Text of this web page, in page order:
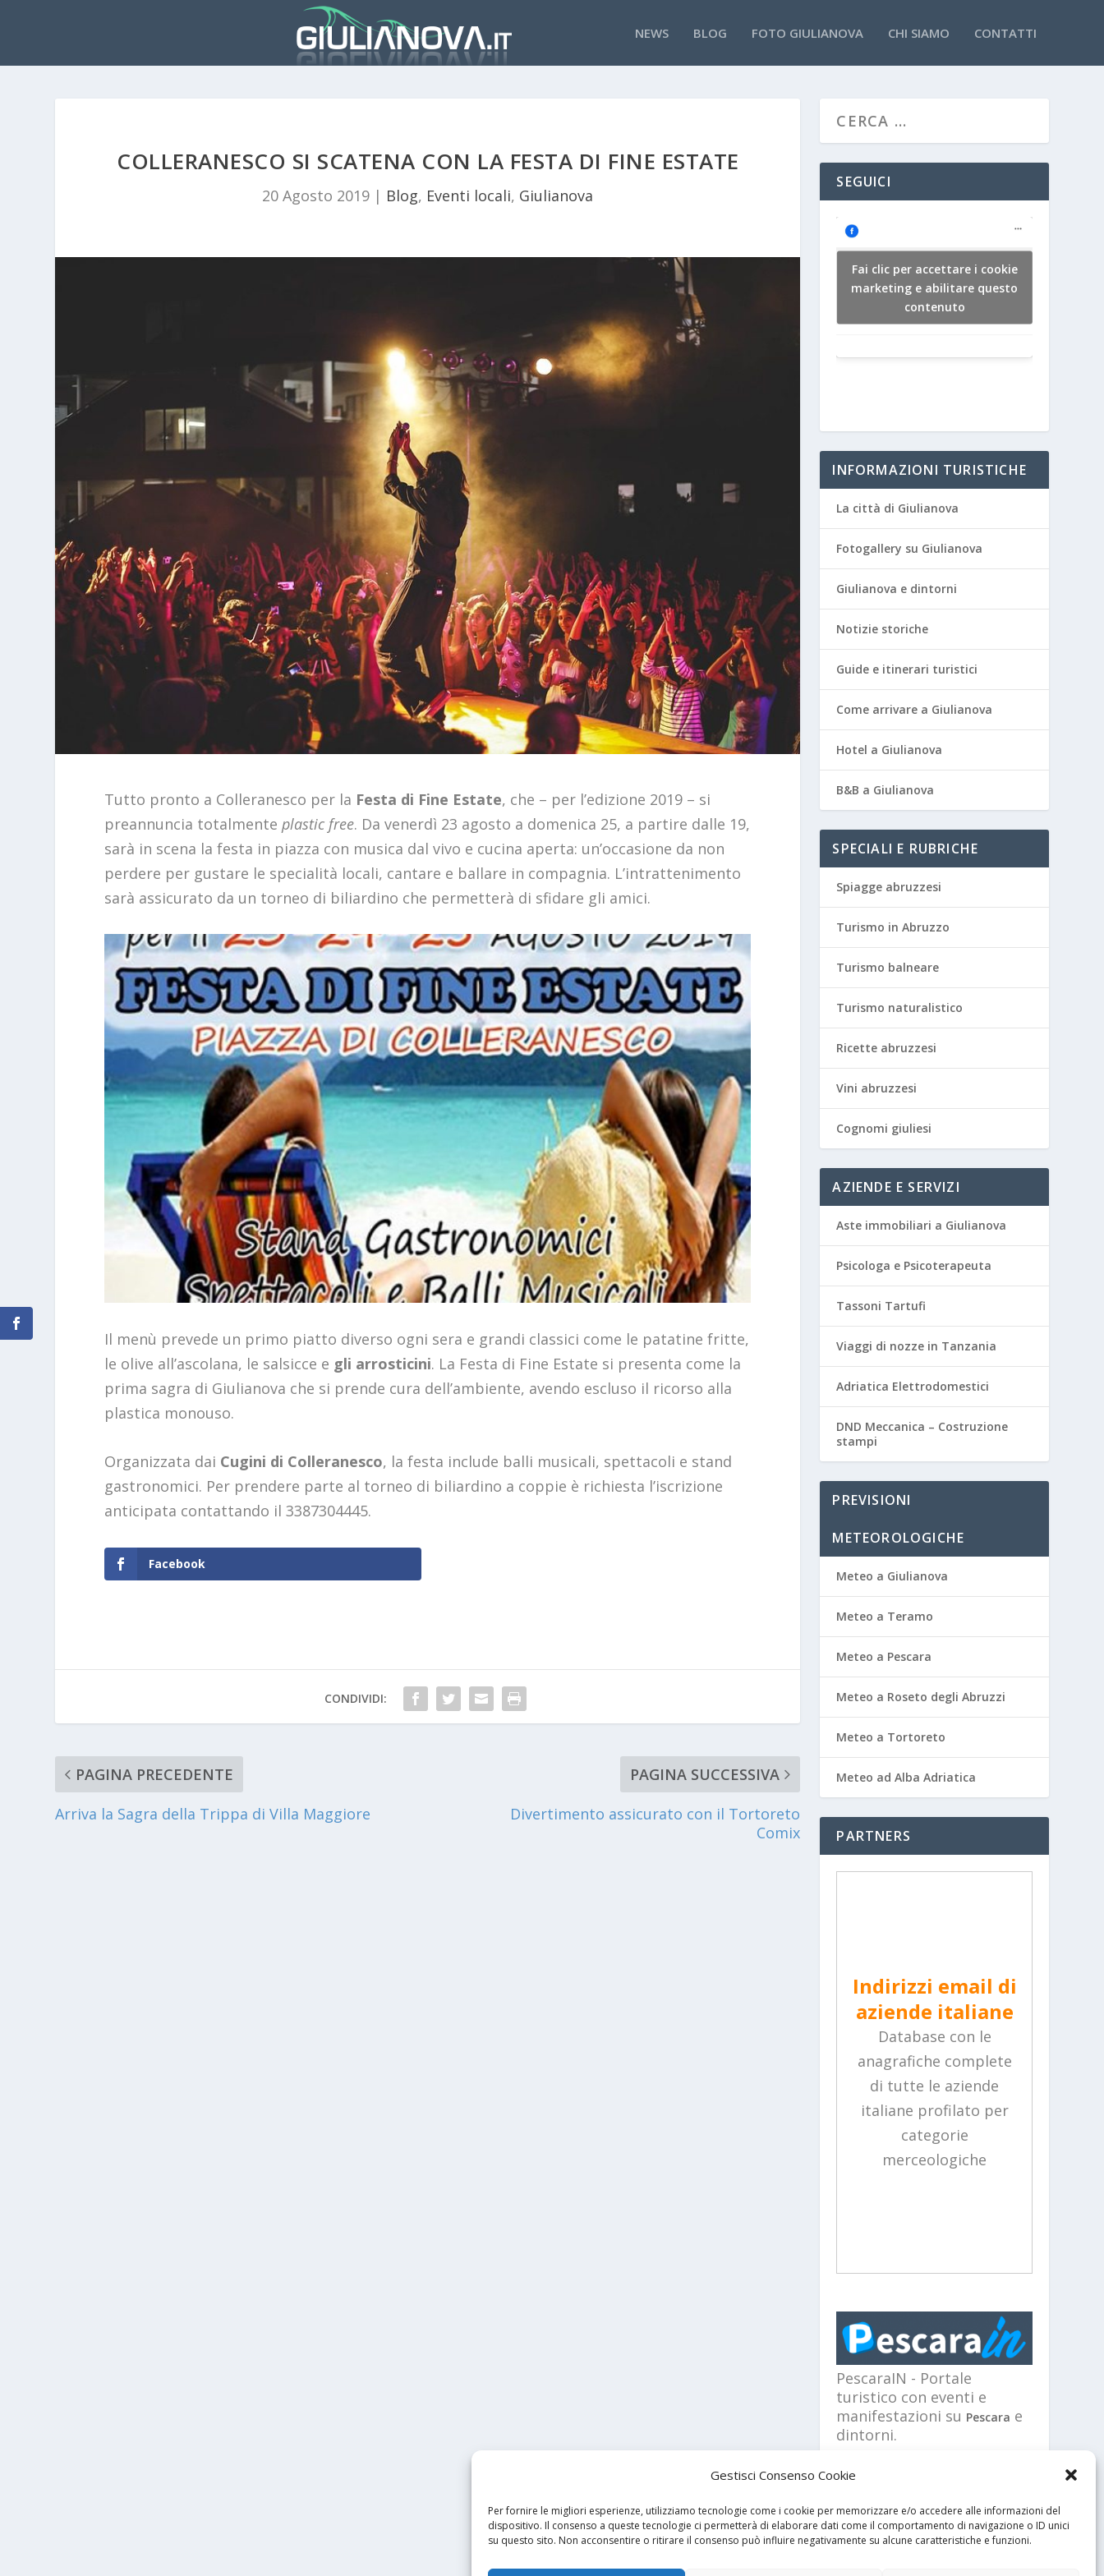
Gestisci Consenso Cookie
Per fornire le migliori esperienze, utilizziamo tecnologie come i cookie per memorizzare e/o accedere alle informazioni del
dispositivo. Il consenso a queste tecnologie ci permetterà di elaborare dati come il comportamento di navigazione o ID unici
su questo sito. Non acconsentire o ritirare il consenso può influire negativamente su alcune caratteristiche e funzioni.
NEWS BLOG FOTO GIULIANOVA CHI SIAMO CONTATTI
COLLERANESCO SI SCATENA CON LA FESTA DI FINE ESTATE
20 Agosto 2019 | Blog, Eventi locali, Giulianova
Tutto pronto a Colleranesco per la Festa di Fine Estate, che – per l’edizione 2019 – si
preannuncia totalmenteplastic free. Da venerdì 23 agosto a domenica 25, a partire dalle 19,
sarà in scena la festa in piazza con musica dal vivo e cucina aperta: un’occasione da non
perdere per gustare le specialità locali, cantare e ballare in compagnia. L’intrattenimento
sarà assicurato da un torneo di biliardino che permetterà di sfidare gli amici.
Il menù prevede un primo piatto diverso ogni sera e grandi classici come le patatine fritte,
le olive all’ascolana, le salsicce e gli arrosticini. La Festa di Fine Estate si presenta come la
prima sagra di Giulianova che si prende cura dell’ambiente, avendo escluso il ricorso alla
plastica monouso.
Organizzata dai Cugini di Colleranesco, la festa include balli musicali, spettacoli e stand
gastronomici. Per prendere parte al torneo di biliardino a coppie è richiesta l’iscrizione
anticipata contattando il 3387304445.
Facebook
CONDIVIDI:
PAGINA PRECEDENTE
Arriva la Sagra della Trippa di Villa Maggiore
PAGINA SUCCESSIVA
Divertimento assicurato con il Tortoreto
Comix
SEGUICI
Fai clic per accettare i cookie
marketing e abilitare questo
contenuto
INFORMAZIONI TURISTICHE
La città di Giulianova
Fotogallery su Giulianova
Giulianova e dintorni
Notizie storiche
Guide e itinerari turistici
Come arrivare a Giulianova
Hotel a Giulianova
B&B a Giulianova
SPECIALI E RUBRICHE
Spiagge abruzzesi
Turismo in Abruzzo
Turismo balneare
Turismo naturalistico
Ricette abruzzesi
Vini abruzzesi
Cognomi giuliesi
AZIENDE E SERVIZI
Aste immobiliari a Giulianova
Psicologa e Psicoterapeuta
Tassoni Tartufi
Viaggi di nozze in Tanzania
Adriatica Elettrodomestici
DND Meccanica – Costruzione
stampi
PREVISIONI
METEOROLOGICHE
Meteo a Giulianova
Meteo a Teramo
Meteo a Pescara
Meteo a Roseto degli Abruzzi
Meteo a Tortoreto
Meteo ad Alba Adriatica
PARTNERS
anagrafiche complete
di tutte le aziende
italiane profilato per
categorie
merceologiche
turistico con eventi e
dintorni.
GDPR
Privacy policy
| Partita IVA 02023100676 - Cap. Sociale € 10.000,00 i.v. - REA TE 172721 | E-mailinfo@genesi.it